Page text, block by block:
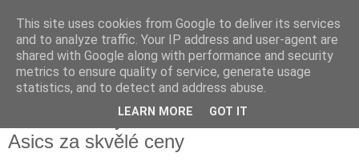
Hurá do školy - dětská sálová obuv
Asics za skvělé ceny
This site uses cookies from Google to deliver its services
and to analyze traffic. Your IP address and user-agent are
shared with Google along with performance and security
metrics to ensure quality of service, generate usage
statistics, and to detect and address abuse.
LEARN MORE GOT IT